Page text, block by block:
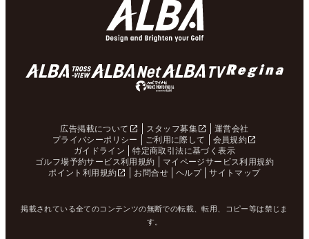
広告掲載について スタッフ募集
運営会社
プライバシーポリシー
ご利用に際して
会員規約
ガイドライン
特定商取引法に基づく表示
ゴルフ場予約サービス利用規約
マイページサービス利用規約
ポイント利用規約
お問合せ ヘルプ サイトマップ
掲載されている全てのコンテンツの無断での転載、転用、コピー等は禁じま
す。